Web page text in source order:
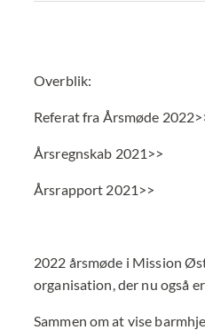
Overblik:
Referat fra Årsmøde
Årsregnskab 2021>>
Årsrapport 2021>>
2022 årsmøde i Mission
organisation, der nu også
Sammen om at vise